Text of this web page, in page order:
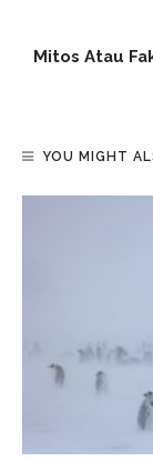
Mitos Atau
YOU MIGHT